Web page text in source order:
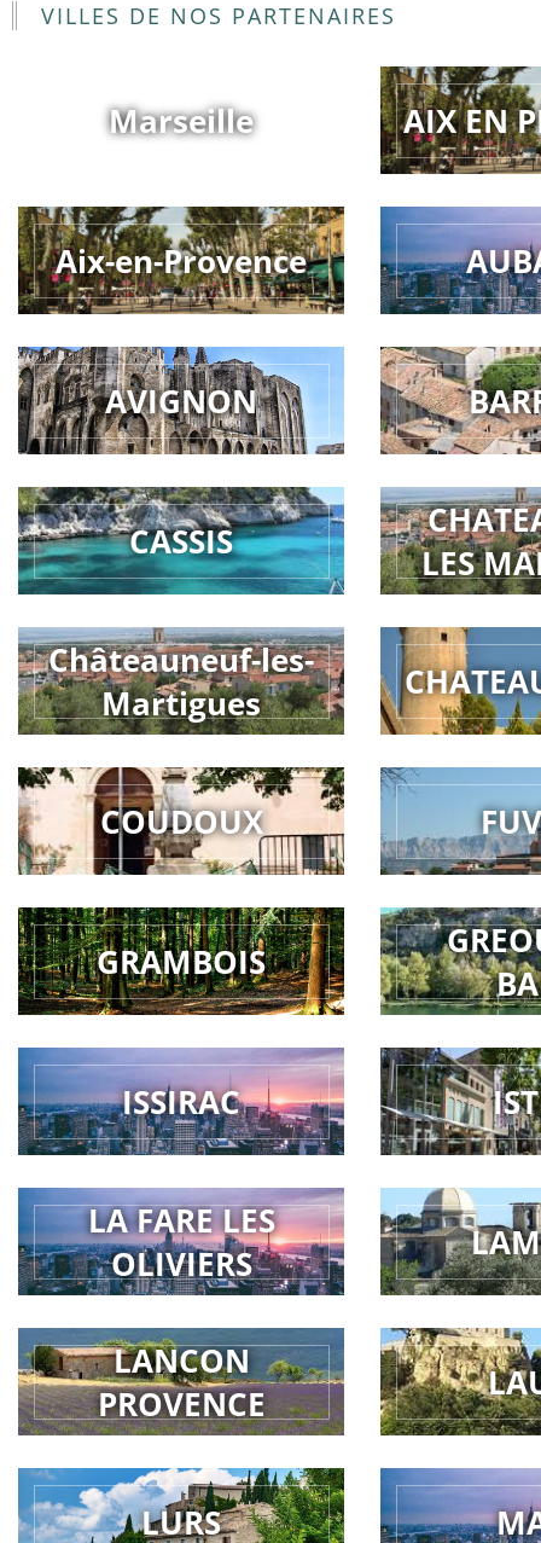
VILLES DE NOS PARTENAIRES
Marseille AIX EN
Aix-en-Provence
AVIGNON
CASSIS
LES
Châteauneuf-les-
Martigues
COUDOUX
GRAMBOIS
ISSIRAC
LA FARE LES
OLIVIERS
LANCON
PROVENCE
LURS